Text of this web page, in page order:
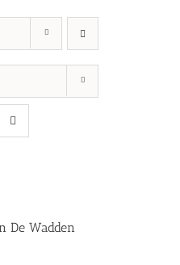
De Wadden